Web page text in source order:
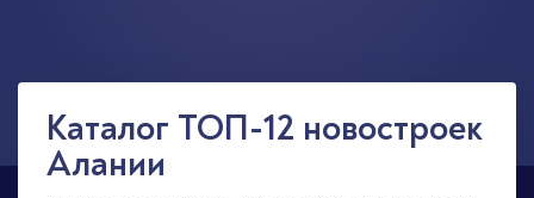
Каталог ТОП-12 новостроек
Алании